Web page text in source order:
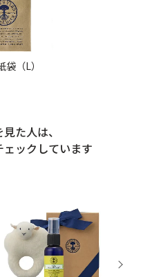
袋（L）
た人は、
ックしています